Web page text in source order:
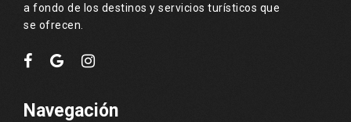
a fondo de los destinos y servicios turísticos que
se ofrecen.
Navegación